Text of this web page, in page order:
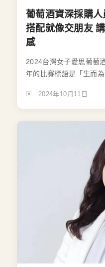
葡萄酒資深採購
搭配就像交朋友
感
2024台灣女子愛思葡萄
年的比賽標語是「生而為
2024年10月11日